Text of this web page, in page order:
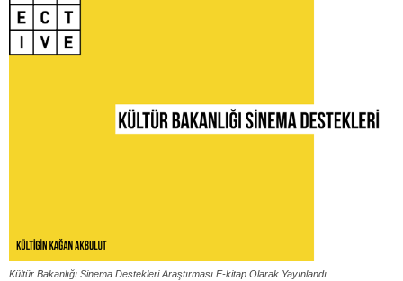
Kültür Bakanlığı Sinema Destekleri Araştırması E-kitap Olarak Yayınlandı